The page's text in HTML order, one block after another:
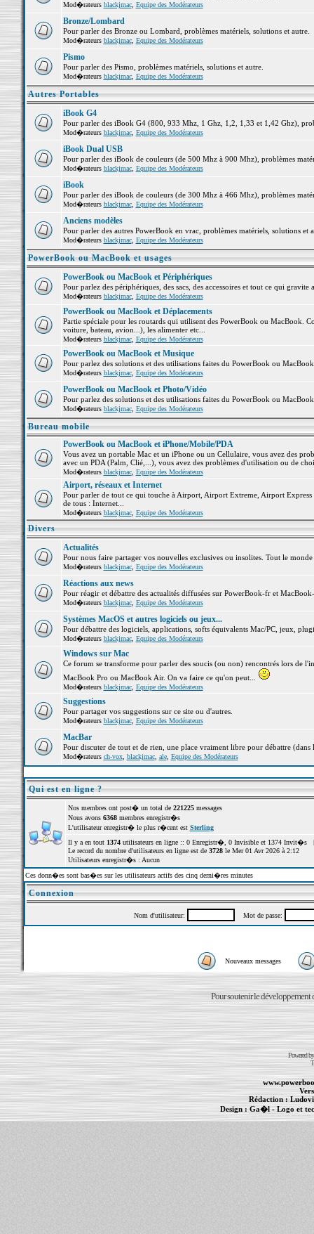
Mod�rateurs blackjmac, Equipe des Modérateurs
Bronze/Lombard
Pour parler des Bronze ou Lombard, problèmes matériels, solutions et autre.
Mod�rateurs blackjmac, Equipe des Modérateurs
Pismo
Pour parler des Pismo, problèmes matériels, solutions et autre.
Mod�rateurs blackjmac, Equipe des Modérateurs
Autres Portables
iBook G4
Pour parler des iBook G4 (800, 933 Mhz, 1 Ghz, 1,2, 1,33 et 1,42 Ghz),
Mod�rateurs blackjmac, Equipe des Modérateurs
iBook Dual USB
Pour parler des iBook de couleurs (de 500 Mhz à 900 Mhz), problèmes
Mod�rateurs blackjmac, Equipe des Modérateurs
iBook
Pour parler des iBook de couleurs (de 300 Mhz à 466 Mhz), problèmes
Mod�rateurs blackjmac, Equipe des Modérateurs
Anciens modèles
Pour parler des autres PowerBook en vrac, problèmes matériels, solutions et
Mod�rateurs blackjmac, Equipe des Modérateurs
PowerBook ou MacBook et usages
PowerBook ou MacBook et Périphériques
Pour parlez des périphériques, des sacs, des accessoires et tout ce qui
Mod�rateurs blackjmac, Equipe des Modérateurs
PowerBook ou MacBook et Déplacements
Partie spéciale pour les routards qui utilisent des PowerBook ou MacBook.
voiture, bateau, avion...), les alimenter etc...
Mod�rateurs blackjmac, Equipe des Modérateurs
PowerBook ou MacBook et Musique
Pour parlez des solutions et des utilisations faites du PowerBook ou
Mod�rateurs blackjmac, Equipe des Modérateurs
PowerBook ou MacBook et Photo/Vidéo
Pour parlez des solutions et des utilisations faites du PowerBook ou
Mod�rateurs blackjmac, Equipe des Modérateurs
Bureau mobile
PowerBook ou MacBook et iPhone/Mobile/PDA
Vous avez un portable Mac et un iPhone ou un Cellulaire, vous avez des
avec un PDA (Palm, Clié,...), vous avez des problèmes d'utilisation ou de
Mod�rateurs blackjmac, Equipe des Modérateurs
Airport, réseaux et Internet
Pour parler de tout ce qui touche à Airport, Airport Extreme, Airport
de tous : Internet...
Mod�rateurs blackjmac, Equipe des Modérateurs
Divers
Actualités
Pour nous faire partager vos nouvelles exclusives ou insolites. Tout le
Mod�rateurs blackjmac, Equipe des Modérateurs
Réactions aux news
Pour réagir et débattre des actualités diffusées sur PowerBook-fr et
Mod�rateurs blackjmac, Equipe des Modérateurs
Systèmes MacOS et autres logiciels ou jeux...
Pour débattre des logiciels, applications, softs équivalents Mac/PC, jeux,
Mod�rateurs blackjmac, Equipe des Modérateurs
Windows sur Mac
Ce forum se transforme pour parler des soucis (ou non) rencontrés lors de
MacBook Pro ou MacBook Air. On va faire ce qu'on peut...
Mod�rateurs blackjmac, Equipe des Modérateurs
Suggestions
Pour partager vos suggestions sur ce site ou d'autres.
Mod�rateurs blackjmac, Equipe des Modérateurs
MacBar
Pour discuter de tout et de rien, une place vraiment libre pour débattre (dans
Mod�rateurs ch-vox, blackjmac, ale, Equipe des Modérateurs
Qui est en ligne ?
Nos membres ont post� un total de 221225messages
Nous avons 6368membres enregistr�s
L'utilisateur enregistr� le plus r�cent est Sterling
Il y a en tout 1374utilisateurs en ligne :: 0 Enregistr�, 0 Invisible et 1374 Invit�s
Le record du nombre d'utilisateurs en ligne est de 3728le Mer 01 Avr 2026 à 2:12
Utilisateurs enregistr�s : Aucun
Ces donn�es sont bas�es sur les utilisateurs actifs des cinq derni�res minutes
Connexion
Nom d'utilisateur: Mot de passe:
Nouveaux messages
Pour soutenir le développement
Powered
Rédaction :
Design : Ga�l- Logo et